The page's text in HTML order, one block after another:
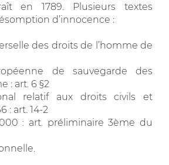
en 1789. Plusieurs textes
d’innocence :
des droits de l’homme de
de sauvegarde des
: art. 6 §2
relatif aux droits civils et
: art. 14-2
: art. préliminaire 3ème du